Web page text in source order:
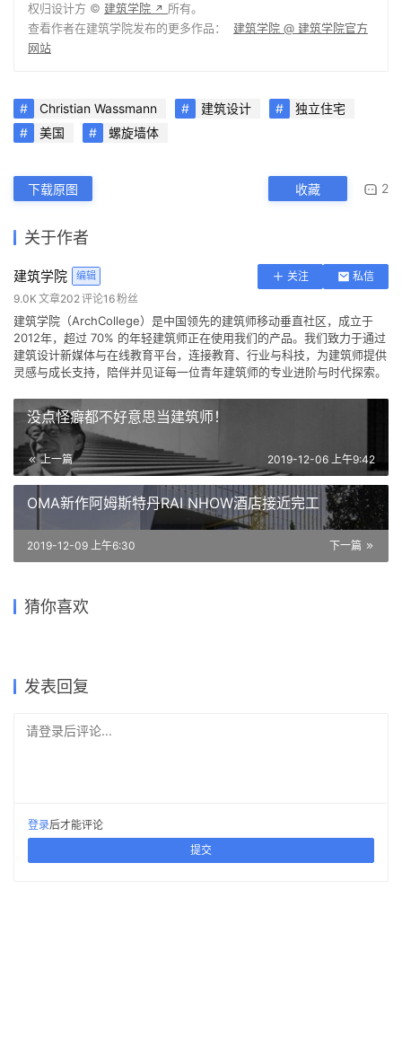
权归设计方 © 建筑学院 ↗ 所有。
查看作者在建筑学院发布的更多作品： 建筑学院 @ 建筑学院官方
网站
Christian Wassmann 建筑设计
独立住宅
美国
螺旋墙体
下载原图 收藏 2
关于作者
建筑学院 编辑 关注
私信
9.0K 文章202评论16粉丝
建筑学院（ArchCollege）是中国领先的建筑师移动垂直社区，成立于
2012年，超过 70% 的年轻建筑师正在使用我们的产品。我们致力于通过
建筑设计新媒体与在线教育平台，连接教育、行业与科技，为建筑师提供
灵感与成长支持，陪伴并见证每一位青年建筑师的专业进阶与时代探索。
没点怪癖都不好意思当建筑师！
上一篇 2019-12-06 上午9:42
OMA新作阿姆斯特丹RAI NHOW酒店接近完工
下一篇
2019-12-09 上午6:30
猜你喜欢
在建项目
白墙黒瓦，古典重现！绍兴饭
店改扩建提升工程 / 浙江大学
发表回复
请登录后评论...
登录后才能评论
提交